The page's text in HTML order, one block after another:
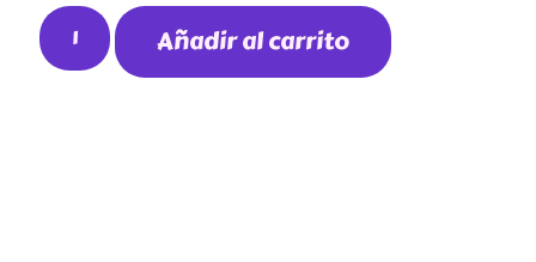
Añadir al carrito